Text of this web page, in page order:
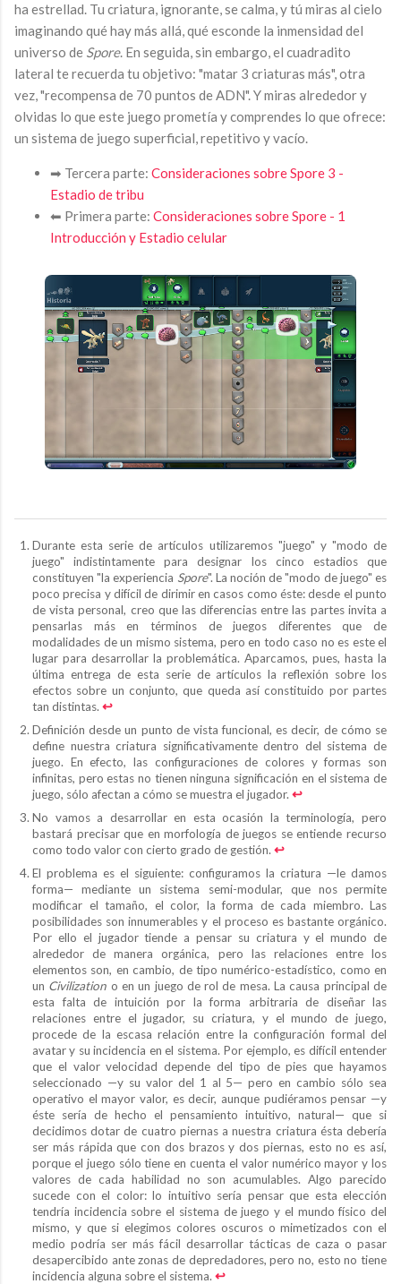
ha estrellad. Tu criatura, ignorante, se calma, y tú miras al cielo
imaginando qué hay más allá, qué esconde la inmensidad del
universo de Spore. En seguida, sin embargo, el cuadradito
lateral te recuerda tu objetivo: "matar 3 criaturas más", otra
vez, "recompensa de 70 puntos de ADN". Y miras alrededor y
olvidas lo que este juego prometía y comprendes lo que ofrece:
un sistema de juego superficial, repetitivo y vacío.
➡︎ Tercera parte: Consideraciones sobre Spore 3 -
Estadio de tribu
⬅︎ Primera parte: Consideraciones sobre Spore - 1
Introducción y Estadio celular
Durante esta serie de artículos utilizaremos "juego" y "modo de
juego" indistintamente para designar los cinco estadios que
constituyen "la experiencia Spore". La noción de "modo de juego" es
poco precisa y difícil de dirimir en casos como éste: desde el punto
de vista personal, creo que las diferencias entre las partes invita a
pensarlas más en términos de juegos diferentes que de
modalidades de un mismo sistema, pero en todo caso no es este el
lugar para desarrollar la problemática. Aparcamos, pues, hasta la
última entrega de esta serie de artículos la reflexión sobre los
efectos sobre un conjunto, que queda así constituido por partes
tan distintas. ↩︎
Definición desde un punto de vista funcional, es decir, de cómo se
define nuestra criatura significativamente dentro del sistema de
juego. En efecto, las configuraciones de colores y formas son
infinitas, pero estas no tienen ninguna significación en el sistema de
juego, sólo afectan a cómo se muestra el jugador. ↩︎
No vamos a desarrollar en esta ocasión la terminología, pero
bastará precisar que en morfología de juegos se entiende recurso
como todo valor con cierto grado de gestión. ↩︎
El problema es el siguiente: configuramos la criatura —le damos
forma— mediante un sistema semi-modular, que nos permite
modificar el tamaño, el color, la forma de cada miembro. Las
posibilidades son innumerables y el proceso es bastante orgánico.
Por ello el jugador tiende a pensar su criatura y el mundo de
alrededor de manera orgánica, pero las relaciones entre los
elementos son, en cambio, de tipo numérico-estadístico, como en
un Civilization o en un juego de rol de mesa. La causa principal de
esta falta de intuición por la forma arbitraria de diseñar las
relaciones entre el jugador, su criatura, y el mundo de juego,
procede de la escasa relación entre la configuración formal del
avatar y su incidencia en el sistema. Por ejemplo, es difícil entender
que el valor velocidad depende del tipo de pies que hayamos
seleccionado —y su valor del 1 al 5— pero en cambio sólo sea
operativo el mayor valor, es decir, aunque pudiéramos pensar —y
éste sería de hecho el pensamiento intuitivo, natural— que si
decidimos dotar de cuatro piernas a nuestra criatura ésta debería
ser más rápida que con dos brazos y dos piernas, esto no es así,
porque el juego sólo tiene en cuenta el valor numérico mayor y los
valores de cada habilidad no son acumulables. Algo parecido
sucede con el color: lo intuitivo sería pensar que esta elección
tendría incidencia sobre el sistema de juego y el mundo físico del
mismo, y que si elegimos colores oscuros o mimetizados con el
medio podría ser más fácil desarrollar tácticas de caza o pasar
desapercibido ante zonas de depredadores, pero no, esto no tiene
incidencia alguna sobre el sistema. ↩︎